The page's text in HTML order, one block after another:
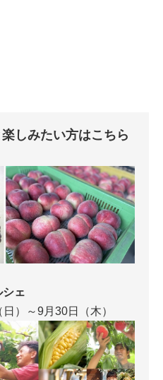
しみたい方はこちら
ェ
）～9月30日（木）